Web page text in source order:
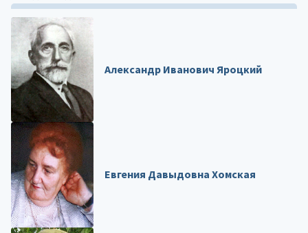
Александр Иванович Яроцкий
Евгения Давыдовна Хомская